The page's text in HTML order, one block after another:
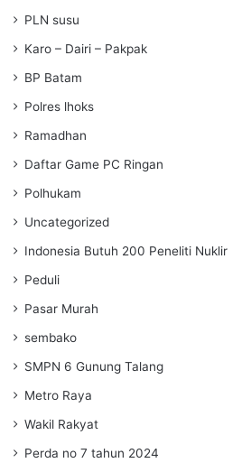
PLN susu
Karo – Dairi – Pakpak
BP Batam
Polres lhoks
Ramadhan
Daftar Game PC Ringan
Polhukam
Uncategorized
Indonesia Butuh 200 Peneliti Nuklir
Peduli
Pasar Murah
sembako
SMPN 6 Gunung Talang
Metro Raya
Wakil Rakyat
Perda no 7 tahun 2024